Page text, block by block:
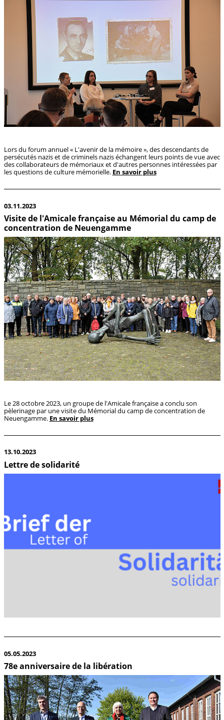
Lors du forum annuel « L'avenir de la mémoire », des descendants de
persécutés nazis et de criminels nazis échangent leurs points de vue avec
des collaborateurs de mémoriaux et d'autres personnes intéressées par
les questions de culture mémorielle. En savoir plus
03.11.2023
Visite de l'Amicale française au Mémorial du camp de
concentration de Neuengamme
Le 28 octobre 2023, un groupe de l'Amicale française a conclu son
pèlerinage par une visite du Mémorial du camp de concentration de
Neuengamme. En savoir plus
13.10.2023
Lettre de solidarité
05.05.2023
78e anniversaire de la libération